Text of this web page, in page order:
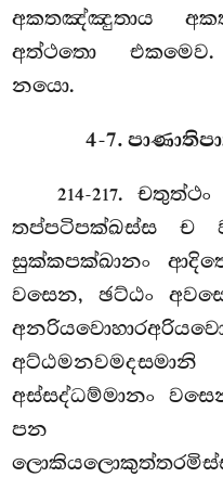
අකතඤ්ඤුතාය
අත්ථතො
නයො.
4-7.
214-217. චතුත්ථං
තප්පටිපක්ඛස්ස ච
සුක්කපක්ඛානං
වසෙන, ඡට්ඨං
අස්සද්ධම්මානං
පන